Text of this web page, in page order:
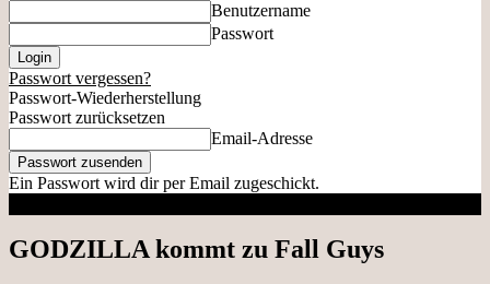
Benutzername
Passwort
Passwort vergessen?
Passwort-Wiederherstellung
Passwort zurücksetzen
Email-Adresse
Ein Passwort wird dir per Email zugeschickt.
GODZILLA kommt zu Fall Guys